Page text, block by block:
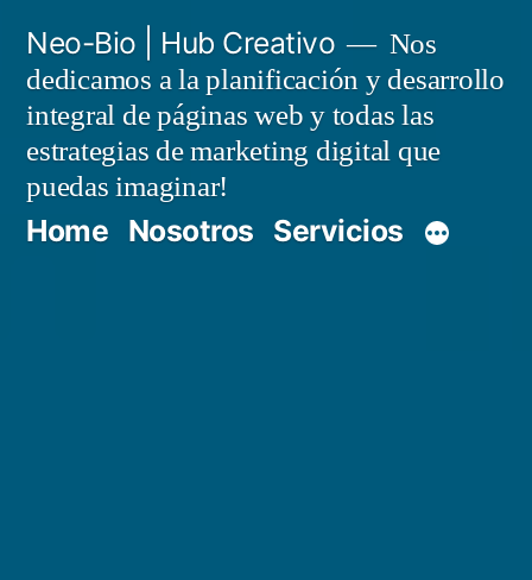
contenido
Neo-Bio | Hub Creativo
Nos
dedicamos a la planificación y desarrollo
integral de páginas web y todas las
estrategias de marketing digital que
puedas imaginar!
Home Nosotros Servicios